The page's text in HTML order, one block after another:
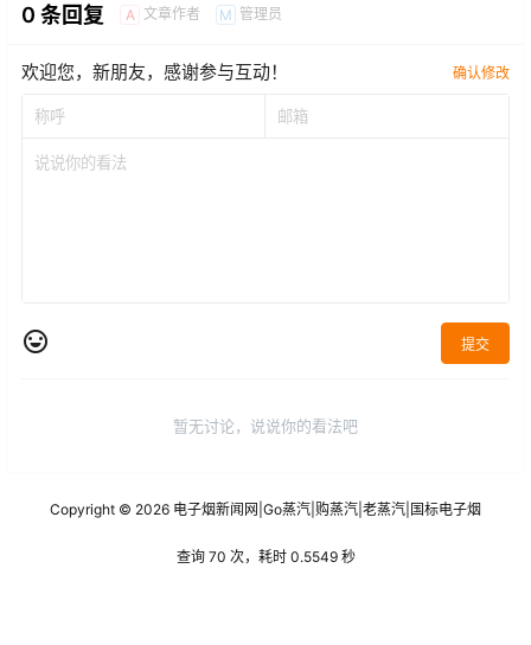
0 条回复 A 文章作者 M 管理员
欢迎您，新朋友，感谢参与互动！ 确认修改
提交
暂无讨论，说说你的看法吧
Copyright © 2026 电子烟新闻网 Go蒸汽 购蒸汽 老蒸汽 国标电子烟
查询 70 次，耗时 0.5549 秒